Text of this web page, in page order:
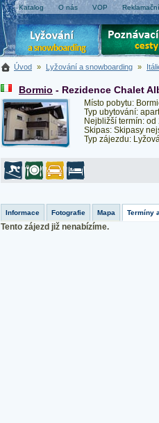
Katalog O nás VOP
Úvod » Lyžování a snowboarding »
Bormio - Rezidence Chalet
Místo pobytu:
Typ ubytování:
Nejbližší termín:
Skipas: Skipasy
Typ zájezdu:
Informace Fotografie Mapa Termíny
Tento zájezd již nenabízíme.